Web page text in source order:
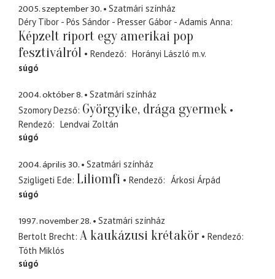
2005. szeptember 30.
Szatmári színház
Déry Tibor - Pós Sándor - Presser Gábor - Adamis Anna
Képzelt riport egy amerikai pop
fesztiválról
Rendező Horányi László m.v.
súgó
2004. október 8.
Szatmári színház
Szomory Dezső Györgyike, drága gyermek
Rendező
Lendvai Zoltán
súgó
2004. április 30.
Szatmári színház
Szigligeti Ede Liliomfi Rendező
Árkosi Árpád
súgó
1997. november 28.
Szatmári színház
Bertolt Brecht A kaukázusi krétakör
Rendező
Tóth Miklós
súgó